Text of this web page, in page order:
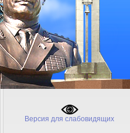
Версия для слабовидящих